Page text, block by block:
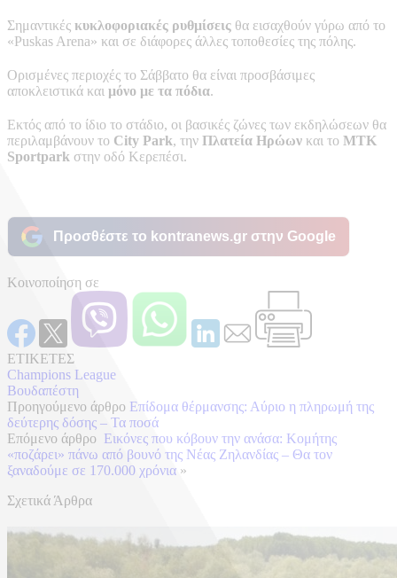
Σημαντικές κυκλοφοριακές ρυθμίσεις θα εισαχθούν γύρω από το
«Puskas Arena» και σε διάφορες άλλες τοποθεσίες της πόλης.
Ορισμένες περιοχές το Σάββατο θα είναι προσβάσιμες
αποκλειστικά και μόνο με τα πόδια.
Εκτός από το ίδιο το στάδιο, οι βασικές ζώνες των εκδηλώσεων θα
περιλαμβάνουν το City Park, την Πλατεία Ηρώων και το MTK
Sportpark στην οδό Κερεπέσι.
Προσθέστε το kontranews.gr στην Google
Κοινοποίηση σε
ΕΤΙΚΕΤΕΣ
Champions League
Βουδαπέστη
Προηγούμενο άρθρο Επίδομα θέρμανσης: Αύριο η πληρωμή της
δεύτερης δόσης – Τα ποσά
Επόμενο άρθρο Εικόνες που κόβουν την ανάσα: Κομήτης
«ποζάρει» πάνω από βουνό της Νέας Ζηλανδίας – Θα τον
ξαναδούμε σε 170.000 χρόνια »
Σχετικά Άρθρα